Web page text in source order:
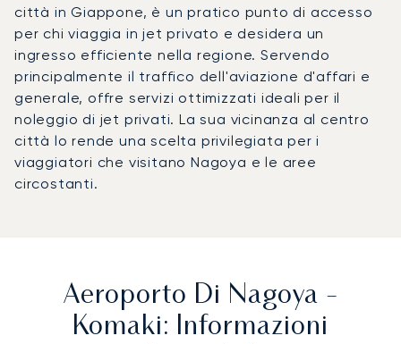
città in Giappone, è un pratico punto di accesso
per chi viaggia in jet privato e desidera un
ingresso efficiente nella regione. Servendo
principalmente il traffico dell'aviazione d'affari e
generale, offre servizi ottimizzati ideali per il
noleggio di jet privati. La sua vicinanza al centro
città lo rende una scelta privilegiata per i
viaggiatori che visitano Nagoya e le aree
circostanti.
Aeroporto Di Nagoya -
Komaki: Informazioni